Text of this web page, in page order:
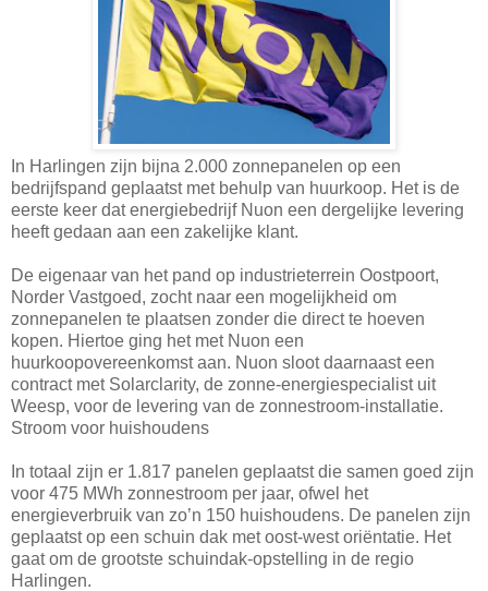
In Harlingen zijn bijna 2.000 zonnepanelen op een
bedrijfspand geplaatst met behulp van huurkoop. Het is de
eerste keer dat energiebedrijf Nuon een dergelijke levering
heeft gedaan aan een zakelijke klant.
De eigenaar van het pand op industrieterrein Oostpoort,
Norder Vastgoed, zocht naar een mogelijkheid om
zonnepanelen te plaatsen zonder die direct te hoeven
kopen. Hiertoe ging het met Nuon een
huurkoopovereenkomst aan. Nuon sloot daarnaast een
contract met Solarclarity, de zonne-energiespecialist uit
Weesp, voor de levering van de zonnestroom-installatie.
Stroom voor huishoudens
In totaal zijn er 1.817 panelen geplaatst die samen goed zijn
voor 475 MWh zonnestroom per jaar, ofwel het
energieverbruik van zo’n 150 huishoudens. De panelen zijn
geplaatst op een schuin dak met oost-west oriëntatie. Het
gaat om de grootste schuindak-opstelling in de regio
Harlingen.